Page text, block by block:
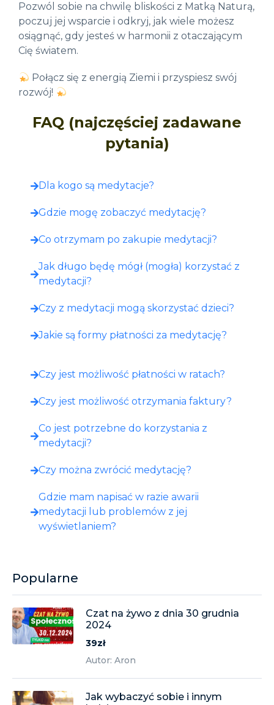
Pozwól sobie na chwilę bliskości z Matką Naturą,
poczuj jej wsparcie i odkryj, jak wiele możesz
osiągnąć, gdy jesteś w harmonii z otaczającym
Cię światem.
Połącz się z energią Ziemi i przyspiesz swój
rozwój!
FAQ (najczęściej zadawane
pytania)
Dla kogo są medytacje?
Gdzie mogę zobaczyć medytację?​
Co otrzymam po zakupie medytacji?​
Jak długo będę mógł (mogła) korzystać z
medytacji?
Czy z medytacji mogą skorzystać dzieci?
Jakie są formy płatności za medytację?
Czy jest możliwość płatności w ratach?
Czy jest możliwość otrzymania faktury?
Co jest potrzebne do korzystania z
medytacji?
Czy można zwrócić medytację?
Gdzie mam napisać w razie awarii
medytacji lub problemów z jej
wyświetlaniem?
Popularne
Czat na żywo z dnia 30 grudnia
2024
39zł
Autor: Aron
Jak wybaczyć sobie i innym